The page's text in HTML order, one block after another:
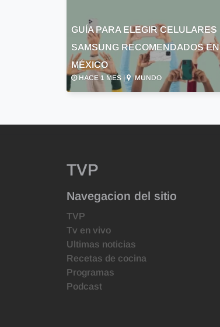
GUÍA PARA ELEGIR CELULARES
SAMSUNG RECOMENDADOS EN
MÉXICO
HACE 1 MES | MUNDO
TVP
Navegacion del sitio
TVP
Tv en vivo
Ultimas noticias
Recetas de cocina
Programas
Podcast